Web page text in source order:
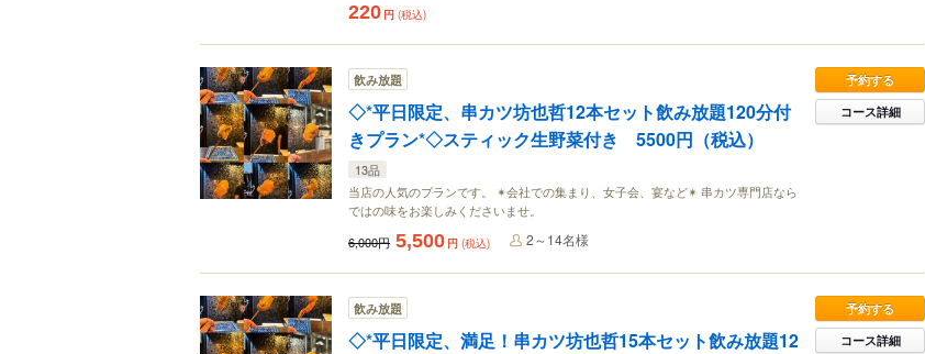
220 円 (税込)
飲み放題
◇*平日限定、串カツ坊也哲12本セット飲み放題120分付
きプラン*◇スティック生野菜付き 5500円（税込）
13品
当店の人気のプランです。 ✴︎会社での集まり、女子会、宴など✴︎ 串カツ専門店なら
ではの味をお楽しみくださいませ。
予約する
コース詳細
6,000円 5,500 円 (税込) 2～14名様
飲み放題
◇*平日限定、満足！串カツ坊也哲15本セット飲み放題12
予約する
コース詳細